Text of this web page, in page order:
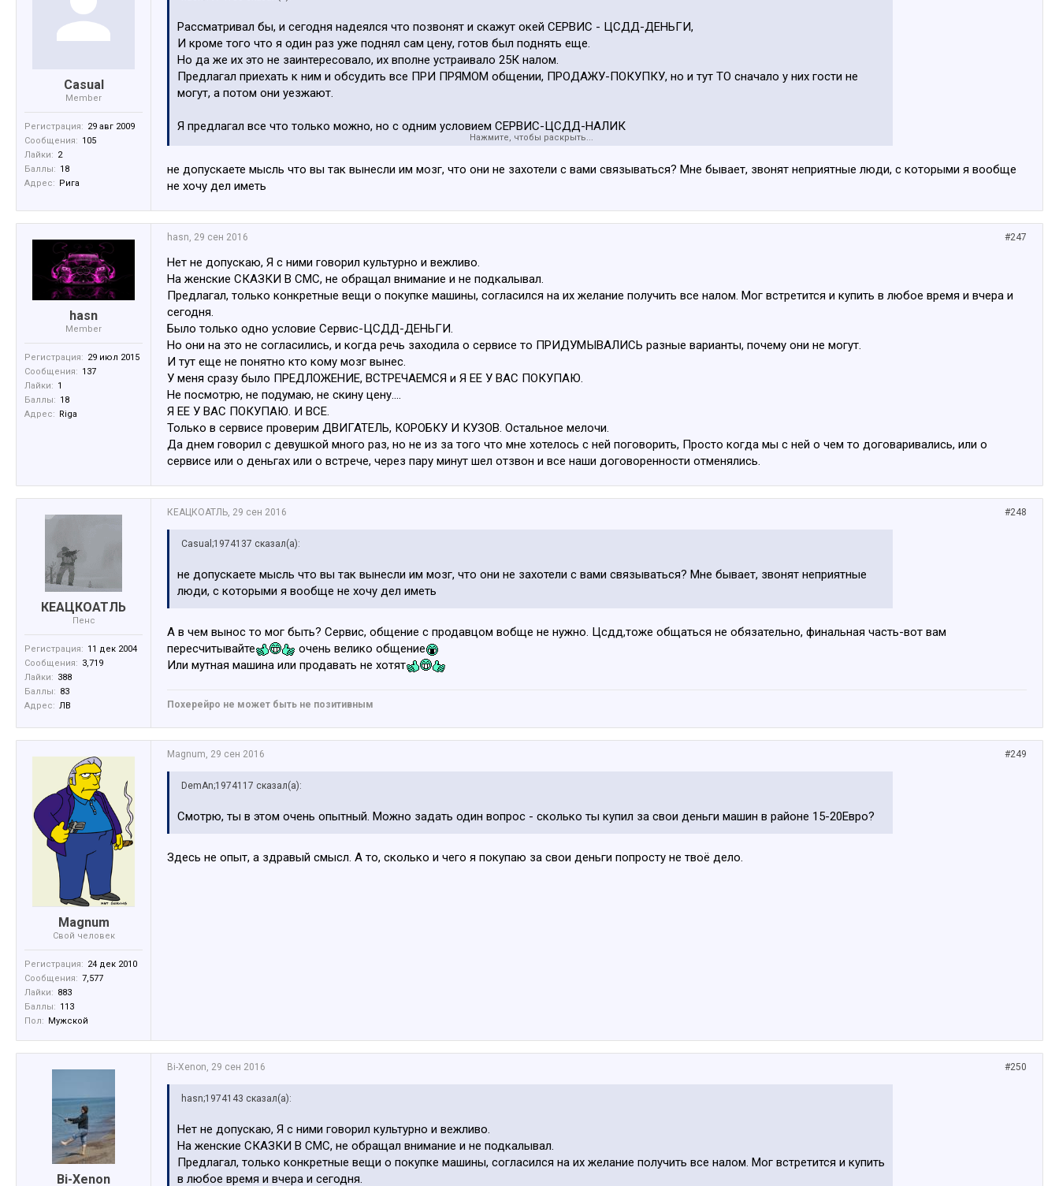
Casual
Member
Регистрация: 29 авг 2009
Сообщения: 105
Лайки: 2
Баллы: 18
Адрес: Рига
Рассматривал бы, и сегодня надеялся что позвонят и скажут окей СЕРВИС - ЦСДД-ДЕНЬГИ,
И кроме того что я один раз уже поднял сам цену, готов был поднять еще.
Но да же их это не заинтересовало, их вполне устраивало 25К налом.
Предлагал приехать к ним и обсудить все ПРИ ПРЯМОМ общении, ПРОДАЖУ-ПОКУПКУ, но и тут ТО сначало у них гости не
могут, а потом они уезжают.
Я предлагал все что только можно, но с одним условием СЕРВИС-ЦСДД-НАЛИК
Но за один день и вечер я столько услышал раз, окей, а потом сказки что нет, только сразу с деньгами около ЦСДД. Что в
Нажмите, чтобы раскрыть...
не допускаете мысль что вы так вынесли им мозг, что они не захотели с вами связываться? Мне бывает, звонят неприятные люди, с которыми я вообще
не хочу дел иметь
hasn
Member
Регистрация: 29 июл 2015
Сообщения: 137
Лайки: 1
Баллы: 18
Адрес: Riga
#247
hasn, 29 сен 2016
Нет не допускаю, Я с ними говорил культурно и вежливо.
На женские СКАЗКИ В СМС, не обращал внимание и не подкалывал.
Предлагал, только конкретные вещи о покупке машины, согласился на их желание получить все налом. Мог встретится и купить в любое время и вчера и
сегодня.
Было только одно условие Сервис-ЦСДД-ДЕНЬГИ.
Но они на это не согласились, и когда речь заходила о сервисе то ПРИДУМЫВАЛИСЬ разные варианты, почему они не могут.
И тут еще не понятно кто кому мозг вынес.
У меня сразу было ПРЕДЛОЖЕНИЕ, ВСТРЕЧАЕМСЯ и Я ЕЕ У ВАС ПОКУПАЮ.
Не посмотрю, не подумаю, не скину цену....
Я ЕЕ У ВАС ПОКУПАЮ. И ВСЕ.
Только в сервисе проверим ДВИГАТЕЛЬ, КОРОБКУ И КУЗОВ. Остальное мелочи.
Да днем говорил с девушкой много раз, но не из за того что мне хотелось с ней поговорить, Просто когда мы с ней о чем то договаривались, или о
сервисе или о деньгах или о встрече, через пару минут шел отзвон и все наши договоренности отменялись.
КЕАЦКОАТЛЬ
Пенс
Регистрация: 11 дек 2004
Сообщения: 3,719
Лайки: 388
Баллы: 83
Адрес: ЛВ
#248
КЕАЦКОАТЛЬ, 29 сен 2016
Casual;1974137 сказал(а):
не допускаете мысль что вы так вынесли им мозг, что они не захотели с вами связываться? Мне бывает, звонят неприятные
люди, с которыми я вообще не хочу дел иметь
А в чем вынос то мог быть? Сервис, общение с продавцом вобще не нужно. Цсдд,тоже общаться не обязательно, финальная часть-вот вам
пересчитывайте
очень велико общение
Или мутная машина или продавать не хотят
Похерейро не может быть не позитивным
Magnum
Свой человек
Регистрация: 24 дек 2010
Сообщения: 7,577
Лайки: 883
Баллы: 113
Пол: Мужской
#249
Magnum, 29 сен 2016
DemAn;1974117 сказал(а):
Смотрю, ты в этом очень опытный. Можно задать один вопрос - сколько ты купил за свои деньги машин в районе 15-20Евро?
Здесь не опыт, а здравый смысл. А то, сколько и чего я покупаю за свои деньги попросту не твоё дело.
Bi-Xenon
#250
Bi-Xenon, 29 сен 2016
hasn;1974143 сказал(а):
Нет не допускаю, Я с ними говорил культурно и вежливо.
На женские СКАЗКИ В СМС, не обращал внимание и не подкалывал.
Предлагал, только конкретные вещи о покупке машины, согласился на их желание получить все налом. Мог встретится и купить
в любое время и вчера и сегодня.